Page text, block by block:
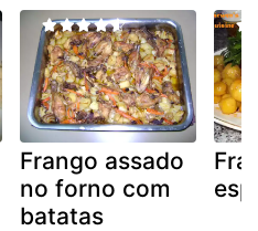
Frango assado
no forno com
batatas